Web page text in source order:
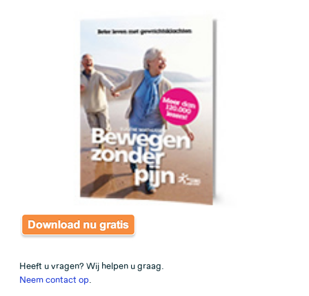
Heeft u vragen? Wij helpen u graag.
Neem contact op